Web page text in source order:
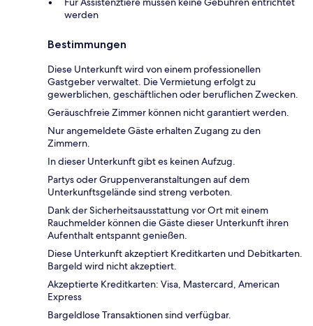
werden
Bestimmungen
Diese Unterkunft wird von einem professionellen
Gastgeber verwaltet. Die Vermietung erfolgt zu
gewerblichen, geschäftlichen oder beruflichen Zwecken.
Geräuschfreie Zimmer können nicht garantiert werden.
Nur angemeldete Gäste erhalten Zugang zu den
Zimmern.
In dieser Unterkunft gibt es keinen Aufzug.
Partys oder Gruppenveranstaltungen auf dem
Unterkunftsgelände sind streng verboten.
Dank der Sicherheitsausstattung vor Ort mit einem
Rauchmelder können die Gäste dieser Unterkunft ihren
Aufenthalt entspannt genießen.
Diese Unterkunft akzeptiert Kreditkarten und Debitkarten.
Bargeld wird nicht akzeptiert.
Akzeptierte Kreditkarten: Visa, Mastercard, American
Express
Bargeldlose Transaktionen sind verfügbar.